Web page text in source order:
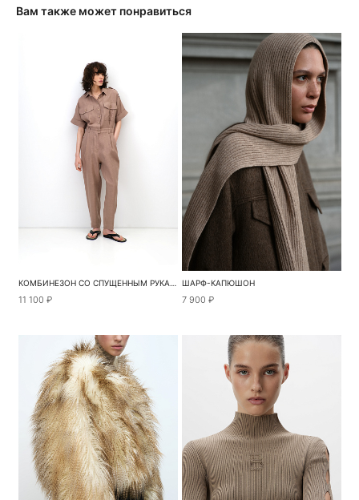
Вам также может понравиться
КОМБИНЕЗОН СО СПУЩЕННЫМ РУКАВОМ
11 100 ₽
ШАРФ-КАПЮШОН
7 900 ₽